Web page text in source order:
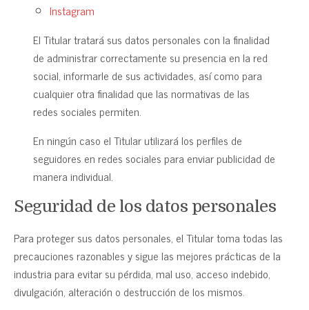
Instagram
El Titular tratará sus datos personales con la finalidad
de administrar correctamente su presencia en la red
social, informarle de sus actividades, así como para
cualquier otra finalidad que las normativas de las
redes sociales permiten.
En ningún caso el Titular utilizará los perfiles de
seguidores en redes sociales para enviar publicidad de
manera individual.
Seguridad de los datos personales
Para proteger sus datos personales, el Titular toma todas las
precauciones razonables y sigue las mejores prácticas de la
industria para evitar su pérdida, mal uso, acceso indebido,
divulgación, alteración o destrucción de los mismos.